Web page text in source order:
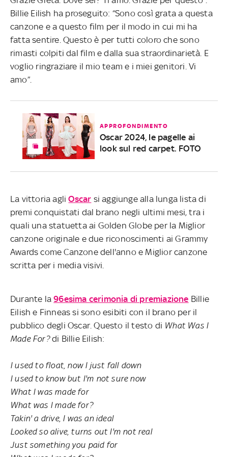
Billie Eilish ha proseguito: “Sono così grata a questa
canzone e a questo film per il modo in cui mi ha
fatta sentire. Questo è per tutti coloro che sono
rimasti colpiti dal film e dalla sua straordinarietà. E
voglio ringraziare il mio team e i miei genitori. Vi
amo”.
APPROFONDIMENTO
Oscar 2024, le pagelle ai
look sul red carpet. FOTO
La vittoria agliOscar si aggiunge alla lunga lista di
premi conquistati dal brano negli ultimi mesi, tra i
quali una statuetta ai Golden Globe per la Miglior
canzone originale e due riconoscimenti ai Grammy
Awards come Canzone dell'anno e Miglior canzone
scritta per i media visivi.
Durante la96esima cerimonia di premiazione Billie
Eilish e Finneas si sono esibiti con il brano per il
pubblico degli Oscar. Questo il testo di What Was I
Made For?di Billie Eilish:
I used to float, now I just fall down
I used to know but I'm not sure now
What I was made for
What was I made for?
Takin' a drive, I was an ideal
Looked so alive, turns out I'm not real
Just something you paid for